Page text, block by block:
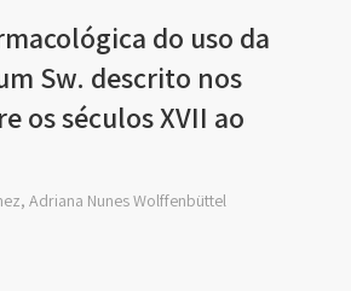
do uso da
Sw. descrito nos
os séculos XVII ao
Adriana Nunes Wolffenbüttel